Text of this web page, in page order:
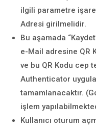
ilgili parametre
Adresi girilmelidir.
Bu aşamada
e-Mail adresine QR
ve bu QR Kodu cep
Authenticator
tamamlanacaktır.
işlem
Kullanıcı oturum